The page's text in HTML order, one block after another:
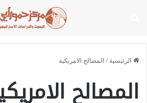
الرئيسية / المصالح الامريكية
المصالح